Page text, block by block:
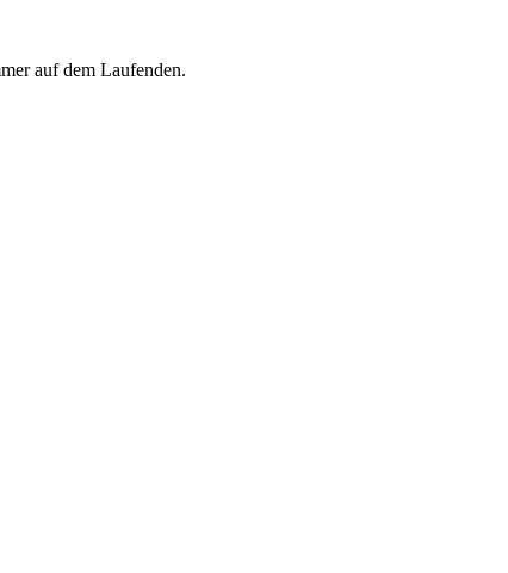
auf dem Laufenden.